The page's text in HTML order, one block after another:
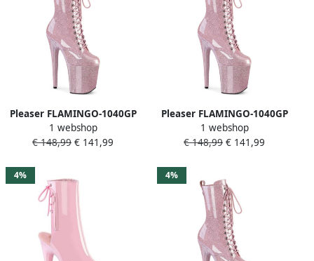
Pleaser FLAMINGO-1040GP
Plateau Laarzen Paaldans
schoenen 44 Shoes Roze
1 webshop
€ 148,99 € 141,99
Pleaser FLAMINGO-1040GP
Plateau Laarzen Paaldans
schoenen 35 Shoes Roze
1 webshop
€ 148,99 € 141,99
4% 4%